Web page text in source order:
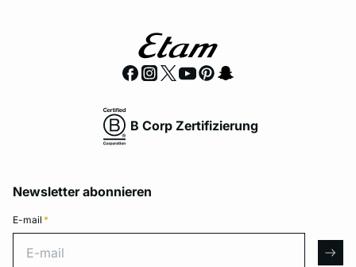
B Corp Zertifizierung
Newsletter abonnieren
E-mail *